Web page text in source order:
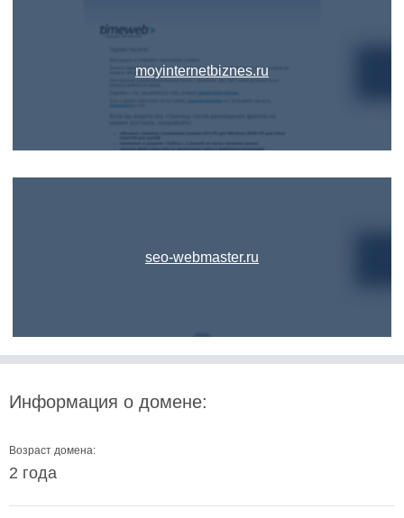
moyinternetbiznes.ru
seo-webmaster.ru
Информация о домене:
Возраст домена:
2 года